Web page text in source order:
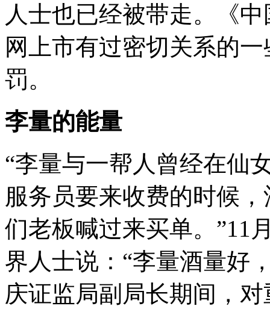
随
着
乐
视
国
各
危
情
断
发
人士也已经被带走。《
网上市有过密切关系的
罚。
李量的能量
“李量与一帮人曾经在仙
服务员要来收费的时候
们老板喊过来买单。”11
界人士说：“李量酒量好
庆证监局副局长期间，